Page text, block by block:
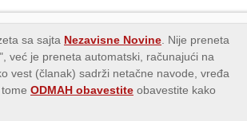
sa sajta Nezavisne Novine . Nije preneta
već je preneta automatski, računajući na
vest (članak) sadrži netačne navode, vređa
ODMAH obavestite obavestite kako